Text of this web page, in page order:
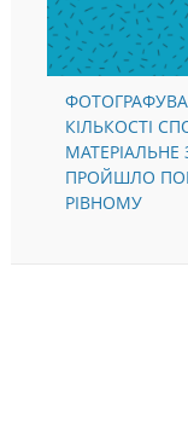
КІЛЬКОСТІ
ПРОЙШЛО
РІВНОМУ